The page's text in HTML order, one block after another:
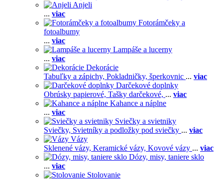
Anjeli
... viac
Fotorámčeky a
fotoalbumy
... viac
Lampáše a lucerny
... viac
Dekorácie
Tabuľky a zápichy, Pokladničky, šperkovnic ... viac
Darčekové doplnky
Obrúsky papierové, Tašky darčekové, ... viac
Kahance a náplne
... viac
Sviečky a svietniky
Sviečky, Svietníky a podložky pod sviečky ... viac
Vázy
Sklenené vázy, Keramické vázy, Kovové vázy ... viac
Dózy, misy, taniere sklo
... viac
Stolovanie